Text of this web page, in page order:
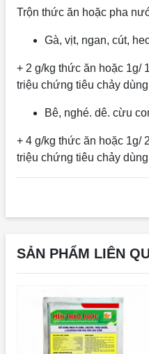
Trộn thức ăn hoặc pha
Gà, vịt, ngan, cút,
+ 2 g/kg thức ăn hoặc 1g/
triệu chứng tiêu chảy
Bê, nghé. dê. cừu
+ 4 g/kg thức ăn hoặc 1g/
triệu chứng tiêu chảy
SẢN PHẨM LIÊN